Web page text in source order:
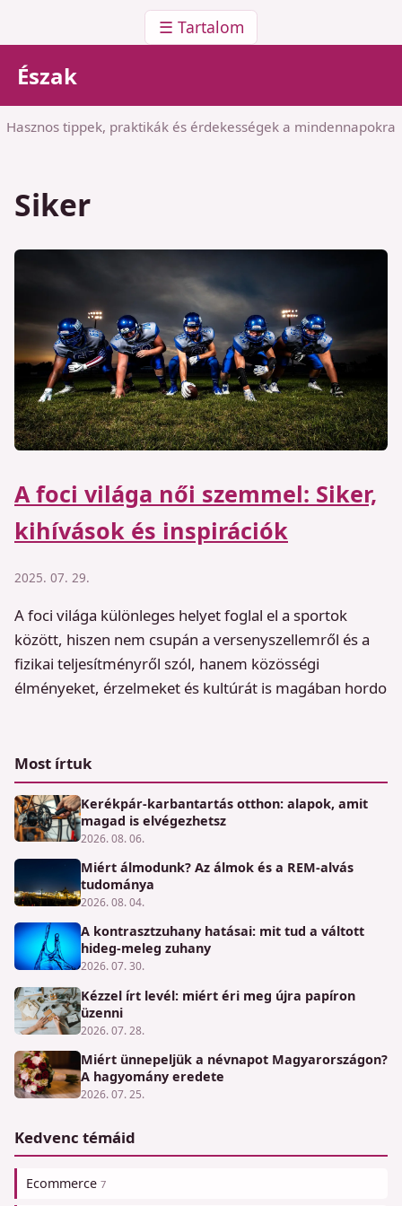
☰ Tartalom
Észak
Hasznos tippek, praktikák és érdekességek a mindennapokra
Siker
A foci világa női szemmel: Siker,
kihívások és inspirációk
2025. 07. 29.
A foci világa különleges helyet foglal el a sportok
között, hiszen nem csupán a versenyszellemről és a
fizikai teljesítményről szól, hanem közösségi
élményeket, érzelmeket és kultúrát is magában hordo
Most írtuk
Kerékpár-karbantartás otthon: alapok, amit
magad is elvégezhetsz
2026. 08. 06.
Miért álmodunk? Az álmok és a REM-alvás
tudománya
2026. 08. 04.
A kontrasztzuhany hatásai: mit tud a váltott
hideg-meleg zuhany
2026. 07. 30.
Kézzel írt levél: miért éri meg újra papíron
üzenni
2026. 07. 28.
Miért ünnepeljük a névnapot Magyarországon?
A hagyomány eredete
2026. 07. 25.
Kedvenc témáid
Ecommerce 7